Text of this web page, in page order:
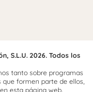
S.L.U. 2026. Todos los
tanto sobre programas
formen parte de ellos,
esta página web.